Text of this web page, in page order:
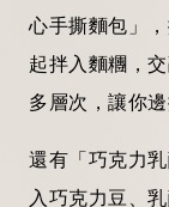
心手撕麵包」
起拌入麵糰，
多層次，讓你
還有「巧克力
入巧克力豆、